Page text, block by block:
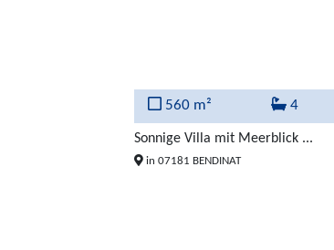
560 m² 4
Sonnige Villa mit Meerblick ...
in 07181 BENDINAT